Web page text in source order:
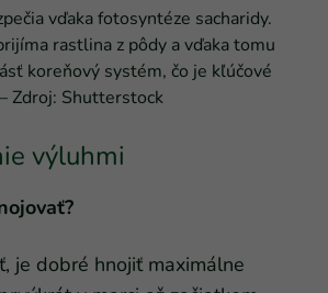
vďaka fotosyntéze sacharidy.
rastlina z pôdy a vďaka tomu
koreňový systém, čo je kľúčové
Zdroj: Shutterstock
výluhmi
je dobré hnojiť maximálne